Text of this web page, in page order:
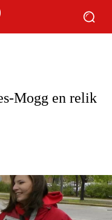
Mogg en relik